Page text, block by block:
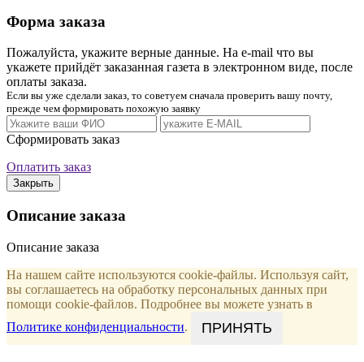
Форма заказа
Пожалуйста, укажите верные данные. На e-mail что вы
укажете прийдёт заказанная газета в электронном виде, после
оплаты заказа.
Если вы уже сделали заказ, то советуем сначала проверить вашу почту,
прежде чем формировать похожую заявку
Сформировать заказ
Оплатить заказ
Закрыть
Описание заказа
Описание заказа
На нашем сайте используются cookie-файлы. Используя сайт,
вы соглашаетесь на обработку персональных данных при
помощи cookie-файлов. Подробнее вы можете узнать в
Политике конфиденциальности. ПРИНЯТЬ